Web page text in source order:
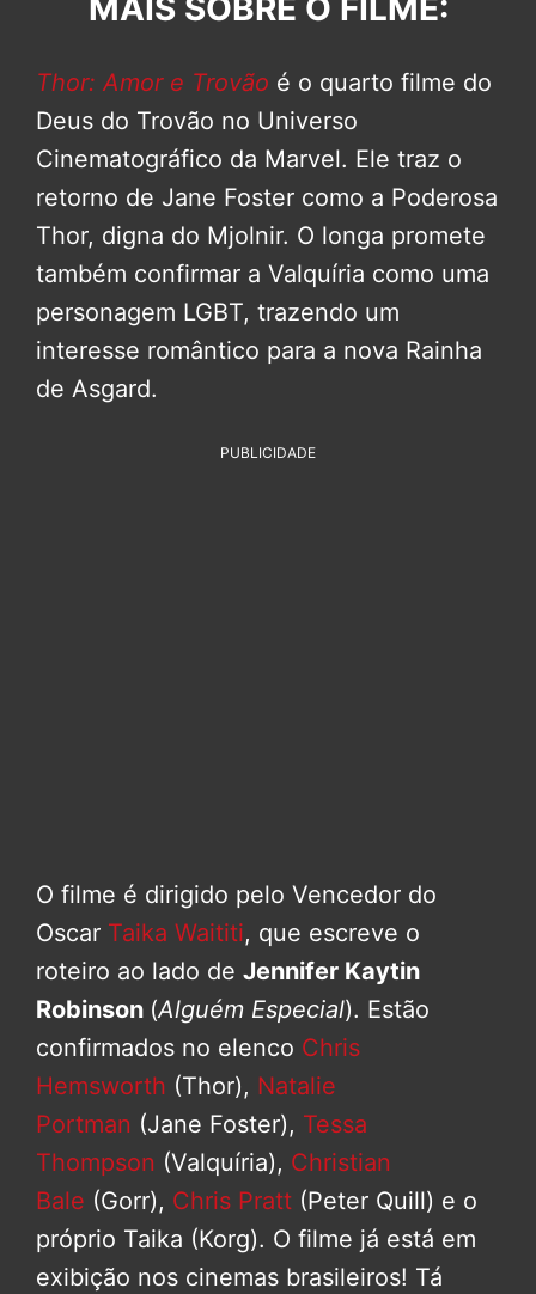
MAIS SOBRE O FILME:
Thor: Amor e Trovão é o quarto filme do
Deus do Trovão no Universo
Cinematográfico da Marvel. Ele traz o
retorno de Jane Foster como a Poderosa
Thor, digna do Mjolnir. O longa promete
também confirmar a Valquíria como uma
personagem LGBT, trazendo um
interesse romântico para a nova Rainha
de Asgard.
PUBLICIDADE
O filme é dirigido pelo Vencedor do
Oscar Taika Waititi, que escreve o
roteiro ao lado de Jennifer Kaytin
Robinson (Alguém Especial). Estão
confirmados no elenco Chris
Hemsworth (Thor), Natalie
Portman (Jane Foster), Tessa
Thompson (Valquíria), Christian
Bale (Gorr), Chris Pratt (Peter Quill) e o
próprio Taika (Korg). O filme já está em
exibição nos cinemas brasileiros! Tá